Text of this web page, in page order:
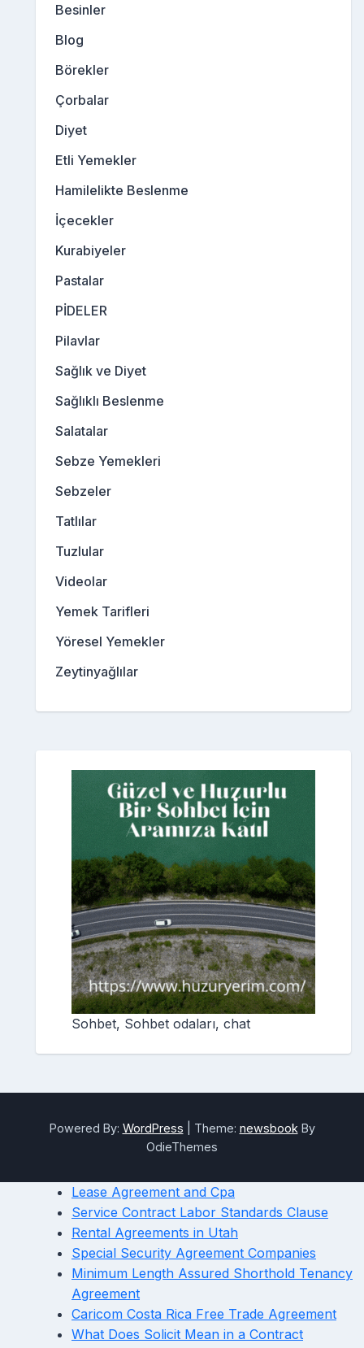
Besinler
Blog
Börekler
Çorbalar
Diyet
Etli Yemekler
Hamilelikte Beslenme
İçecekler
Kurabiyeler
Pastalar
PİDELER
Pilavlar
Sağlık ve Diyet
Sağlıklı Beslenme
Salatalar
Sebze Yemekleri
Sebzeler
Tatlılar
Tuzlular
Videolar
Yemek Tarifleri
Yöresel Yemekler
Zeytinyağlılar
Sohbet, Sohbet odaları, chat
Powered By: WordPress Theme: newsbook By
OdieThemes
Lease Agreement and Cpa
Service Contract Labor Standards Clause
Rental Agreements in Utah
Special Security Agreement Companies
Minimum Length Assured Shorthold Tenancy
Agreement
Caricom Costa Rica Free Trade Agreement
What Does Solicit Mean in a Contract